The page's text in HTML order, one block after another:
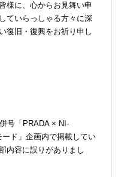
様に、心からお見舞い申
ていらっしゃる方々に深
復旧・復興をお祈り申し
号「PRADA × NI-
ド」企画内で掲載してい
内容に誤りがありまし